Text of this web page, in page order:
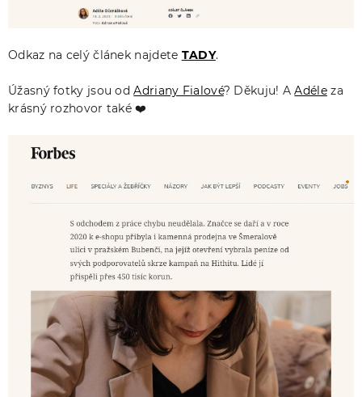
Odkaz na celý článek najdete TADY.
Úžasný fotky jsou odAdriany Fialové? Děkuju! AAdéleza
krásný rozhovor také ❤️